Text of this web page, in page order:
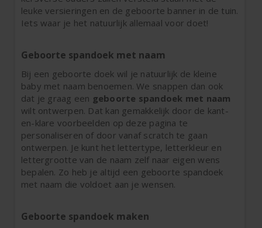
leuke versieringen en de geboorte banner in de tuin.
Iets waar je het natuurlijk allemaal voor doet!
Geboorte spandoek met naam
Bij een geboorte doek wil je natuurlijk de kleine
baby met naam benoemen. We snappen dan ook
dat je graag een geboorte spandoek met naam
wilt ontwerpen. Dat kan gemakkelijk door de kant-
en-klare voorbeelden op deze pagina te
personaliseren of door vanaf scratch te gaan
ontwerpen. Je kunt het lettertype, letterkleur en
lettergrootte van de naam zelf naar eigen wens
bepalen. Zo heb je altijd een geboorte spandoek
met naam die voldoet aan je wensen.
Geboorte spandoek maken